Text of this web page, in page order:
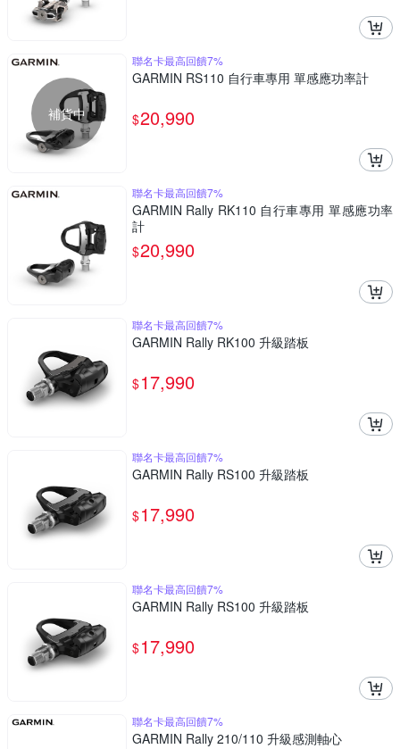
補貨中
聯名卡最高回饋7%
GARMIN RS110 自行車專用 單感應功率計
$20,990
聯名卡最高回饋7%
GARMIN Rally RK110 自行車專用 單感應功率
計
$20,990
聯名卡最高回饋7%
GARMIN Rally RK100 升級踏板
$17,990
聯名卡最高回饋7%
GARMIN Rally RS100 升級踏板
$17,990
聯名卡最高回饋7%
GARMIN Rally RS100 升級踏板
$17,990
聯名卡最高回饋7%
GARMIN Rally 210/110 升級感測軸心